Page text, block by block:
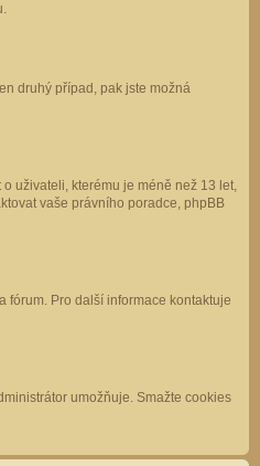
druhý případ, pak jste možná
uživateli, kterému je méně než 13 let,
vaše právního poradce, phpBB
fórum. Pro další informace kontaktuje
umožňuje. Smažte cookies